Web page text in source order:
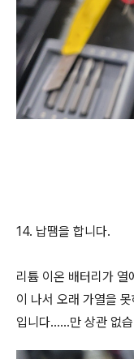
14. 납땜을 합니다.
리튬 이온 배터리가 열
이 나서 오래 가열을
입니다......만 상관 없